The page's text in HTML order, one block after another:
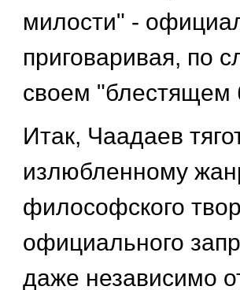
милости" -
приговаривая, по
своем "блестящем
Итак, Чаадаев
излюбленному
философского
официального
даже независимо